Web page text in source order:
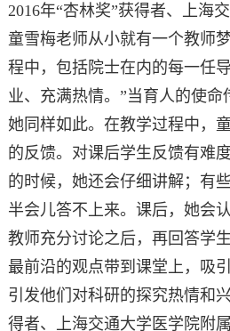
2016年“杏林奖”获得者、上海
童雪梅老师从小就有一个教师
程中，包括院士在内的每一任
业、充满热情。”当育人的使命
她同样如此。在教学过程中，
的反馈。对课后学生反馈有难
的时候，她还会仔细讲解；有
半会儿答不上来。课后，她会
教师充分讨论之后，再回答学
最前沿的观点带到课堂上，吸
引发他们对科研的探究热情和
得者、上海交通大学医学院附